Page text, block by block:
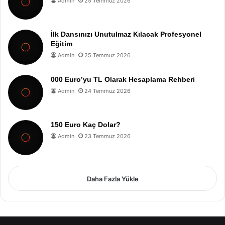
İlk Dansınızı Unutulmaz Kılacak Profesyonel
Eğitim
Admin 25 Temmuz 2026
000 Euro’yu TL Olarak Hesaplama Rehberi
Admin 24 Temmuz 2026
150 Euro Kaç Dolar?
Admin 23 Temmuz 2026
Daha Fazla Yükle